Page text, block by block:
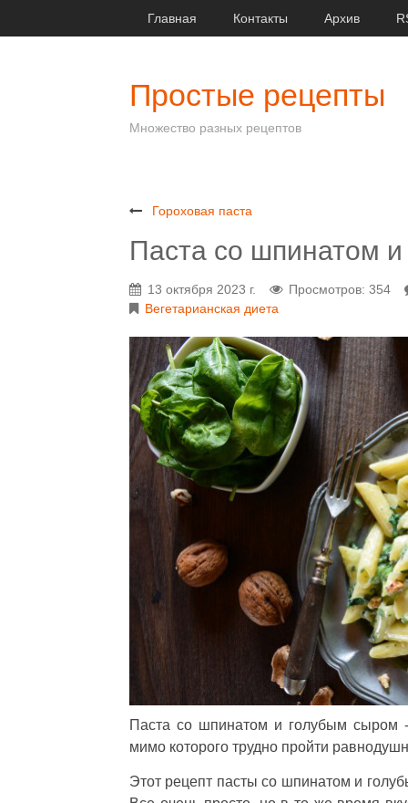
Главная Контакты Архив
Простые рецепты
Множество разных рецептов
Гороховая паста
Паста со шпинатом
13 октября 2023 г. Просмотров: 354
Вегетарианская диета
Паста со шпинатом и голубым сыром -
мимо которого трудно пройти
Этот рецепт пасты со шпинатом и